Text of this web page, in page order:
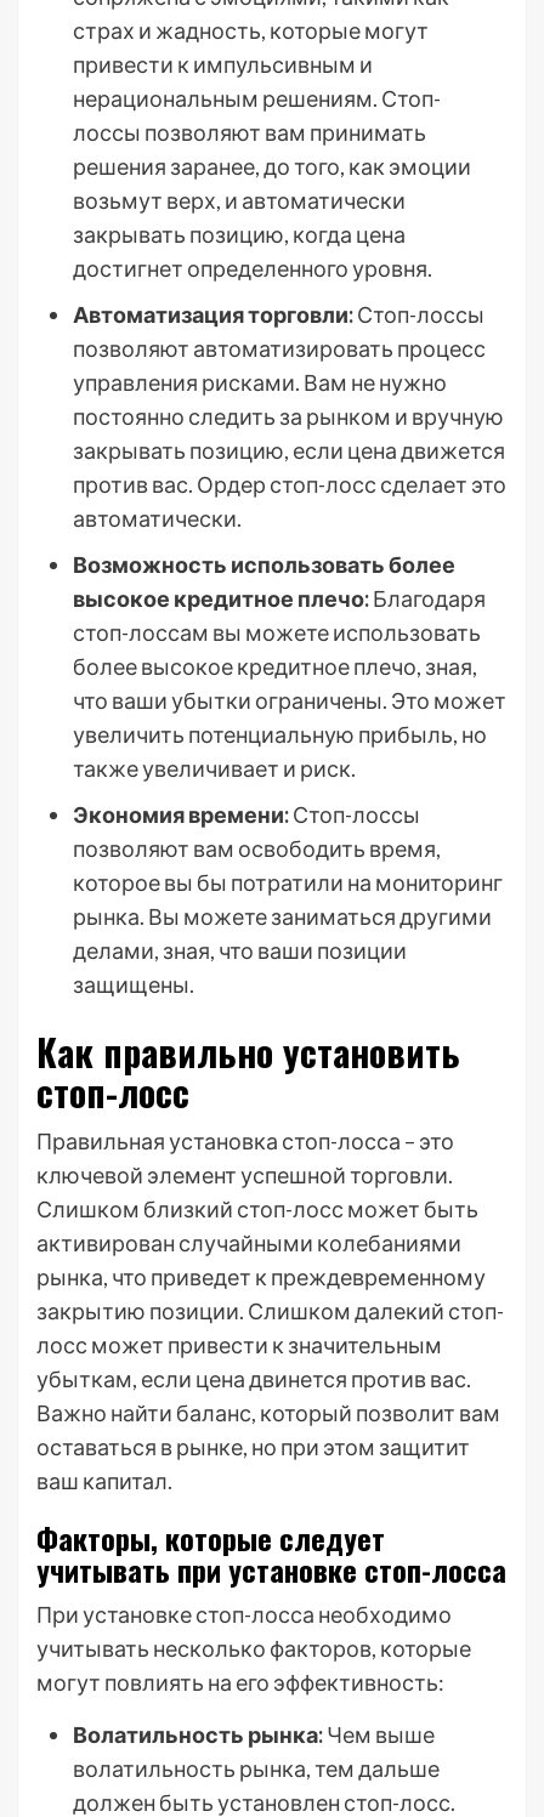
страх и жадность, которые могут
привести к импульсивным и
нерациональным решениям. Стоп-
лоссы позволяют вам принимать
решения заранее, до того, как эмоции
возьмут верх, и автоматически
закрывать позицию, когда цена
достигнет определенного уровня.
Автоматизация торговли:Стоп-лоссы
позволяют автоматизировать процесс
управления рисками. Вам не нужно
постоянно следить за рынком и вручную
закрывать позицию, если цена движется
против вас. Ордер стоп-лосс сделает это
автоматически.
Возможность использовать более
высокое кредитное плечо:Благодаря
стоп-лоссам вы можете использовать
более высокое кредитное плечо, зная,
что ваши убытки ограничены. Это может
увеличить потенциальную прибыль, но
также увеличивает и риск.
Экономия времени:Стоп-лоссы
позволяют вам освободить время,
которое вы бы потратили на мониторинг
рынка. Вы можете заниматься другими
делами, зная, что ваши позиции
защищены.
Как правильно установить
стоп-лосс
Правильная установка стоп-лосса – это
ключевой элемент успешной торговли.
Слишком близкий стоп-лосс может быть
активирован случайными колебаниями
рынка, что приведет к преждевременному
закрытию позиции. Слишком далекий стоп-
лосс может привести к значительным
убыткам, если цена двинется против вас.
Важно найти баланс, который позволит вам
оставаться в рынке, но при этом защитит
ваш капитал.
Факторы, которые следует
учитывать при установке стоп-лосса
При установке стоп-лосса необходимо
учитывать несколько факторов, которые
могут повлиять на его эффективность:
Волатильность рынка:Чем выше
волатильность рынка, тем дальше
должен быть установлен стоп-лосс.